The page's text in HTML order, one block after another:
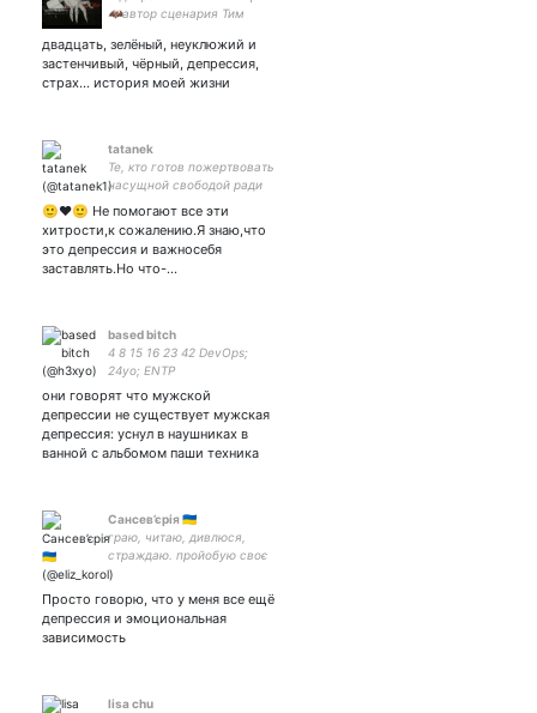
🦇автор сценария Тим
двадцать, зелёный, неуклюжий и
застенчивый, чёрный, депрессия,
страх... история моей жизни
tatanek
Те, кто готов пожертвовать
насущной свободой ради
безопасности, не достойны
ни свободы, ни
безопасности.Русы не
сдаются!💪🏼
🙂❤️🙂 Не помогают все эти
хитрости,к сожалению.Я знаю,что
это депрессия и важносебя
заставлять.Но что-…
based bitch
4 8 15 16 23 42 DevOps;
24yo; ENTP
они говорят что мужской
депрессии не существует мужская
депрессия: уснул в наушниках в
ванной с альбомом паши техника
Сансев’єрія 🇺🇦
граю, читаю, дивлюся,
страждаю. пройобую своє
життя
Просто говорю, что у меня все ещё
депрессия и эмоциональная
зависимость
lisa chu